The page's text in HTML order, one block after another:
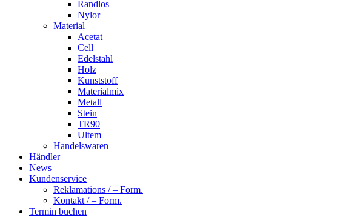
Randlos
Nylor
Material
Acetat
Cell
Edelstahl
Holz
Kunststoff
Materialmix
Metall
Stein
TR90
Ultem
Handelswaren
Händler
News
Kundenservice
Reklamations / – Form.
Kontakt / – Form.
Termin buchen